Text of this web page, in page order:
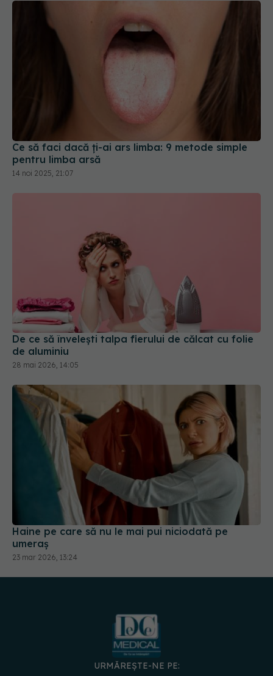
Ce să faci dacă ți-ai ars limba: 9 metode simple
pentru limba arsă
14 noi 2025, 21:07
De ce să învelești talpa fierului de călcat cu folie
de aluminiu
28 mai 2026, 14:05
Haine pe care să nu le mai pui niciodată pe
umeraș
23 mar 2026, 13:24
URMĂREȘTE-NE PE: